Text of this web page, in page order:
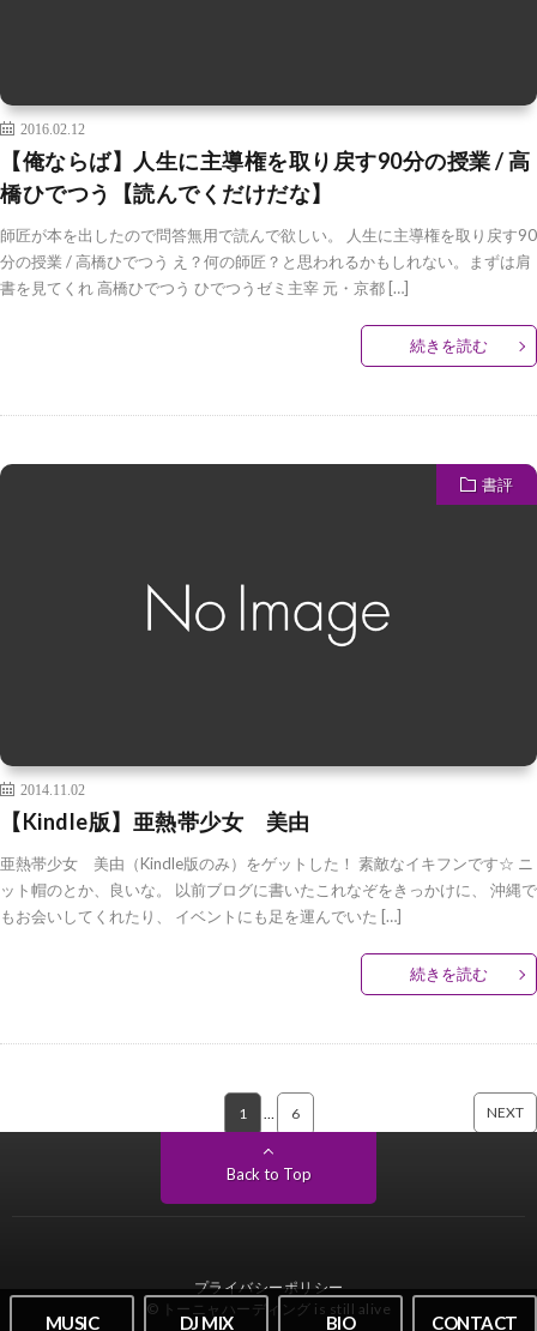
2016.02.12
【俺ならば】人生に主導権を取り戻す90分の授業 / 高
橋ひでつう【読んでくだけだな】
師匠が本を出したので問答無用で読んで欲しい。 人生に主導権を取り戻す90
分の授業 / 高橋ひでつう え？何の師匠？と思われるかもしれない。まずは肩
書を見てくれ 高橋ひでつう ひでつうゼミ主宰 元・京都 […]
続きを読む
書評
2014.11.02
【Kindle版】亜熱帯少女 美由
亜熱帯少女 美由（Kindle版のみ）をゲットした！ 素敵なイキフンです☆ ニ
ット帽のとか、良いな。 以前ブログに書いたこれなぞをきっかけに、 沖縄で
もお会いしてくれたり、 イベントにも足を運んでいた […]
続きを読む
1 … 6 NEXT
Back to Top
MUSIC DJ MIX BIO CONTACT
プライバシーポリシー
© トーニャハーディング is still alive